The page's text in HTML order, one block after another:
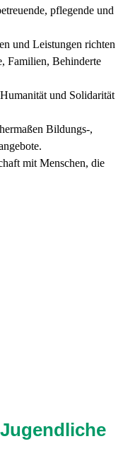
pflegende und
und Leistungen richten
Familien, Behinderte
und Solidarität
Bildungs-,
mit Menschen, die